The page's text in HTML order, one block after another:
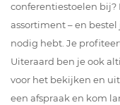
conferentiestoelen bij?
assortiment – en
nodig hebt. Je
Uiteraard ben je ook
voor het bekijken en
een afspraak en kom